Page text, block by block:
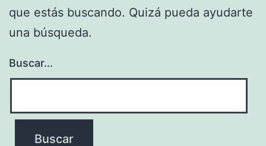
que estás buscando. Quizá pueda ayudarte
una búsqueda.
Buscar...